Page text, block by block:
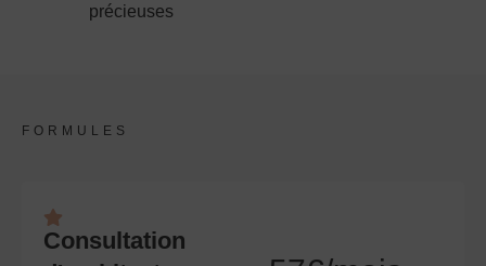
précieuses
FORMULES
Consultation